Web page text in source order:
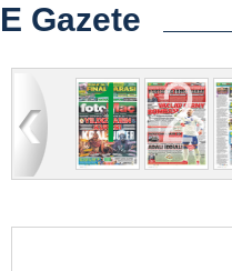
E Gazete